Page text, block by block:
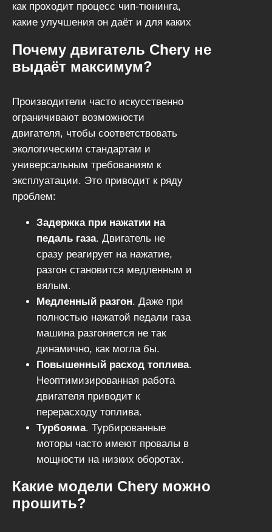
как проходит процесс чип-тюнинга,
какие улучшения он даёт и для каких
эффективен.
Почему двигатель Chery не
выдаёт максимум?
Производители часто искусственно
ограничивают возможности
двигателя, чтобы соответствовать
экологическим стандартам и
универсальным требованиям к
эксплуатации. Это приводит к ряду
проблем:
Задержка при нажатии на
педаль газа. Двигатель не
сразу реагирует на нажатие,
разгон становится медленным и
вялым.
Медленный разгон. Даже при
полностью нажатой педали газа
машина разгоняется не так
динамично, как могла бы.
Повышенный расход топлива.
Неоптимизированная работа
двигателя приводит к
перерасходу топлива.
Турбояма. Турбированные
моторы часто имеют провалы в
мощности на низких оборотах.
проблемы, адаптируя двигатель
под реальные условия
Какие модели Chery можно
прошить?